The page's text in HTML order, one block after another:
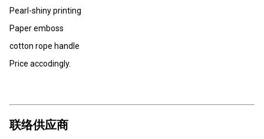
Pearl-shiny printing
Paper emboss
cotton rope handle
Price accodingly.
联络供应商